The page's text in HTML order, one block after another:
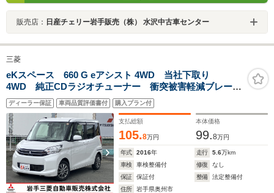
販売店： 日産チェリー岩手販売（株） 水沢中古車センター
三菱
eKスペース 660 G eアシスト 4WD 当社下取り
4WD 純正CDラジオチューナー 衝突被害軽減ブレー
キ 横滑り防止 アクセル踏み間違い防止 両側スライ
ド片側電動スライドドア
ディーラー保証 車両品質評価書付 購入プラン付
支払総額
105.8万円
本体価格
99.8万円
年式 2016年 走行 5.6万km
車検
車検整備付 修復
なし
保証
保証付 整備
法定整備付
住所
岩手県奥州市